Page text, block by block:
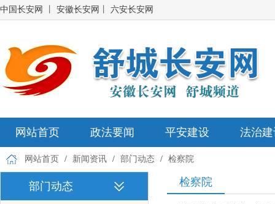
中国长安网 安徽长安网 六安长安网
网站首页 政法要闻 平安建设 法治
网站首页 / 新闻资讯 / 部门动态 / 检察院
部门动态 检察院